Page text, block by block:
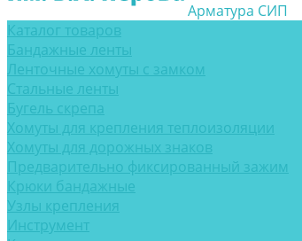
Арматура СИП
Каталог товаров
Бандажные ленты
Ленточные хомуты с замком
Стальные ленты
Бугель скрепа
Хомуты для крепления теплоизоляции
Хомуты для дорожных знаков
Предварительно фиксированный зажим
Крюки бандажные
Узлы крепления
Инструмент